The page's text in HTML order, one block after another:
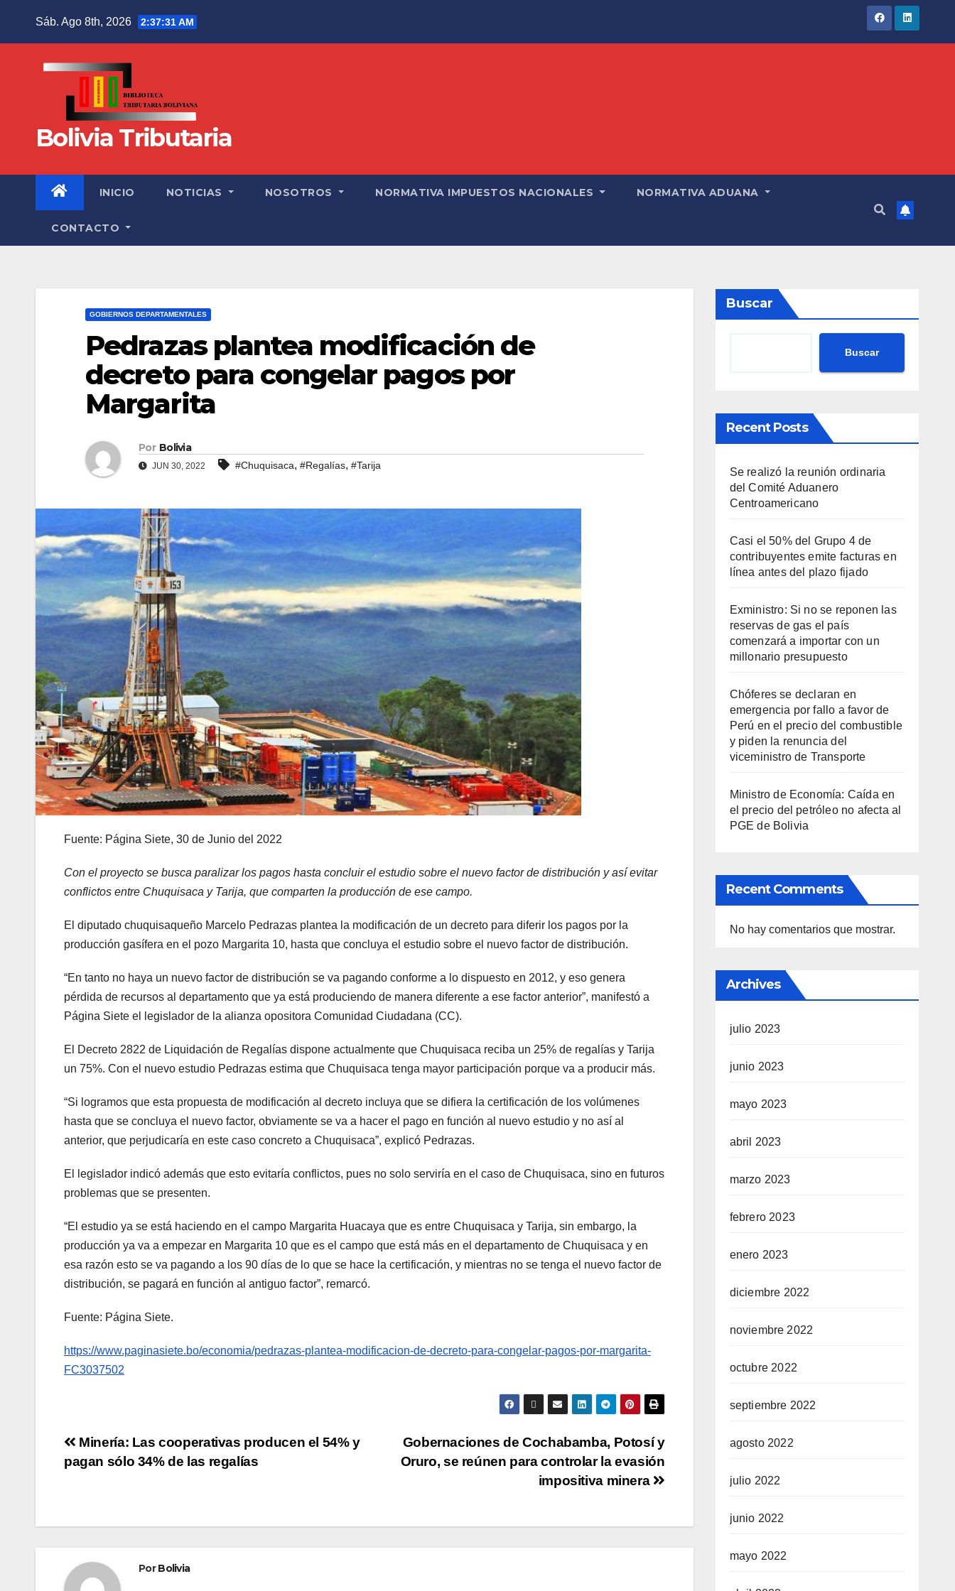
Sáb. Ago 8th, 2026 2:37:32 AM
Bolivia Tributaria
INICIO NOTICIAS NOSOTROS NORMATIVA IMPUESTOS NACIONALES NORMATIVA ADUANA
CONTACTO
GOBIERNOS DEPARTAMENTALES
Pedrazas plantea modificación de
decreto para congelar pagos por
Margarita
Por Bolivia
JUN 30, 2022 #Chuquisaca, #Regalías, #Tarija
Fuente: Página Siete, 30 de Junio del 2022
Con el proyecto se busca paralizar los pagos hasta concluir el estudio sobre el nuevo factor de distribución y así evitar
conflictos entre Chuquisaca y Tarija, que comparten la producción de ese campo.
El diputado chuquisaqueño Marcelo Pedrazas plantea la modificación de un decreto para diferir los pagos por la
producción gasífera en el pozo Margarita 10, hasta que concluya el estudio sobre el nuevo factor de distribución.
“En tanto no haya un nuevo factor de distribución se va pagando conforme a lo dispuesto en 2012, y eso genera
pérdida de recursos al departamento que ya está produciendo de manera diferente a ese factor anterior”, manifestó a
Página Siete el legislador de la alianza opositora Comunidad Ciudadana (CC).
El Decreto 2822 de Liquidación de Regalías dispone actualmente que Chuquisaca reciba un 25% de regalías y Tarija
un 75%. Con el nuevo estudio Pedrazas estima que Chuquisaca tenga mayor participación porque va a producir más.
“Si logramos que esta propuesta de modificación al decreto incluya que se difiera la certificación de los volúmenes
hasta que se concluya el nuevo factor, obviamente se va a hacer el pago en función al nuevo estudio y no así al
anterior, que perjudicaría en este caso concreto a Chuquisaca”, explicó Pedrazas.
El legislador indicó además que esto evitaría conflictos, pues no solo serviría en el caso de Chuquisaca, sino en futuros
problemas que se presenten.
“El estudio ya se está haciendo en el campo Margarita Huacaya que es entre Chuquisaca y Tarija, sin embargo, la
producción ya va a empezar en Margarita 10 que es el campo que está más en el departamento de Chuquisaca y en
esa razón esto se va pagando a los 90 días de lo que se hace la certificación, y mientras no se tenga el nuevo factor de
distribución, se pagará en función al antiguo factor”, remarcó.
Fuente: Página Siete.
https://www.paginasiete.bo/economia/pedrazas-plantea-modificacion-de-decreto-para-congelar-pagos-por-margarita-
FC3037502
Gobernaciones de Cochabamba, Potosí y
Oruro, se reúnen para controlar la evasión
impositiva minera
Minería: Las cooperativas producen el 54% y
pagan sólo 34% de las regalías
PorBolivia
Buscar
Buscar
Recent Posts
Se realizó la reunión ordinaria
del Comité Aduanero
Centroamericano
Casi el 50% del Grupo 4 de
contribuyentes emite facturas en
línea antes del plazo fijado
Exministro: Si no se reponen las
reservas de gas el país
comenzará a importar con un
millonario presupuesto
Chóferes se declaran en
emergencia por fallo a favor de
Perú en el precio del combustible
y piden la renuncia del
viceministro de Transporte
Ministro de Economía: Caída en
el precio del petróleo no afecta al
PGE de Bolivia
Recent Comments
No hay comentarios que mostrar.
Archives
julio 2023
junio 2023
mayo 2023
abril 2023
marzo 2023
febrero 2023
enero 2023
diciembre 2022
noviembre 2022
octubre 2022
septiembre 2022
agosto 2022
julio 2022
junio 2022
mayo 2022